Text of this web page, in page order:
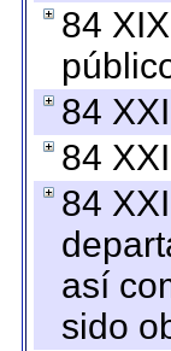
84
84
84
84
así
sido